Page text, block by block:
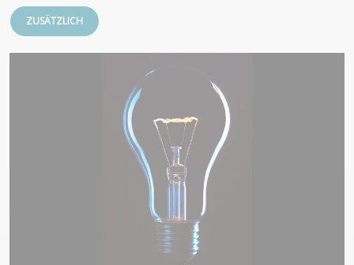
ZUSÄTZLICH